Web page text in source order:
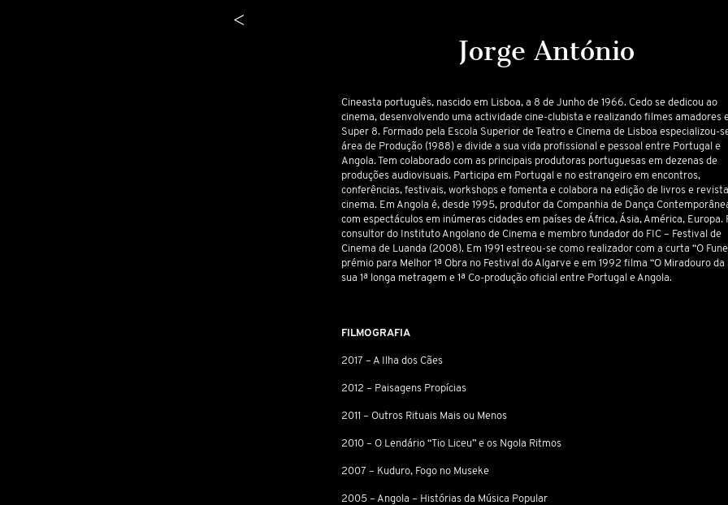
<
Jorge António
Cineasta português, nascido em Lisboa, a 8 de Junho de 1966. Cedo se dedicou ao
cinema, desenvolvendo uma actividade cine-clubista e realizando filmes amadores
Super 8. Formado pela Escola Superior de Teatro e Cinema de Lisboa especializou-
área de Produção (1988) e divide a sua vida profissional e pessoal entre Portugal e
Angola. Tem colaborado com as principais produtoras portuguesas em dezenas de
produções audiovisuais. Participa em Portugal e no estrangeiro em encontros,
conferências, festivais, workshopse fomenta e colabora na edição de livros e
cinema. Em Angola é, desde 1995, produtor da Companhia de Dança
com espectáculos em inúmeras cidades em países de África, Ásia, América, Europa.
consultor do Instituto Angolano de Cinema e membro fundador do FIC – Festival de
Cinema de Luanda (2008). Em 1991 estreou-se como realizador com a curta “O
prémio para Melhor 1ª Obra no Festival do Algarve e em 1992 filma “O Miradouro da
sua 1ª longa metragem e 1ª Co-produção oficial entre Portugal e Angola.
FILMOGRAFIA
2017 – A Ilha dos Cães
2012 – Paisagens Propícias
2011 – Outros Rituais Mais ou Menos
2010 – O Lendário “Tio Liceu” e os Ngola Ritmos
2007 – Kuduro, Fogo no Museke
2005 – Angola – Histórias da Música Popular